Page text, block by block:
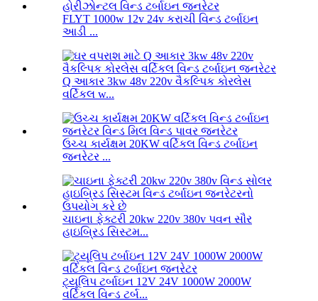
FLYT 1000w 12v 24v કરાચી વિન્ડ ટર્બાઇન
આડી ...
Q આકાર 3kw 48v 220v વૈકલ્પિક કોરલેસ
વર્ટિકલ w...
ઉચ્ચ કાર્યક્ષમ 20KW વર્ટિકલ વિન્ડ ટર્બાઇન
જનરેટર ...
ચાઇના ફેક્ટરી 20kw 220v 380v પવન સૌર
હાઇબ્રિડ સિસ્ટમ...
ટ્યૂલિપ ટર્બાઇન 12V 24V 1000W 2000W
વર્ટિકલ વિન્ડ ટર્બ...